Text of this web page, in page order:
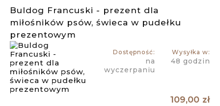
Buldog Francuski - prezent dla
miłośników psów, świeca w pudełku
prezentowym
Dostępność:
na
wyczerpaniu
Wysyłka w:
48 godzin
109,00 zł